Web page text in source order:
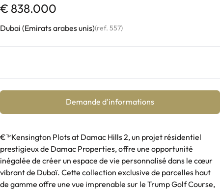
€ 838.000
Dubai (Emirats arabes unis)(ref. 557)
Demande d'informations
€™Kensington Plots at Damac Hills 2, un projet résidentiel
prestigieux de Damac Properties, offre une opportunité
inégalée de créer un espace de vie personnalisé dans le cœur
vibrant de Dubaï. Cette collection exclusive de parcelles haut
de gamme offre une vue imprenable sur le Trump Golf Course,